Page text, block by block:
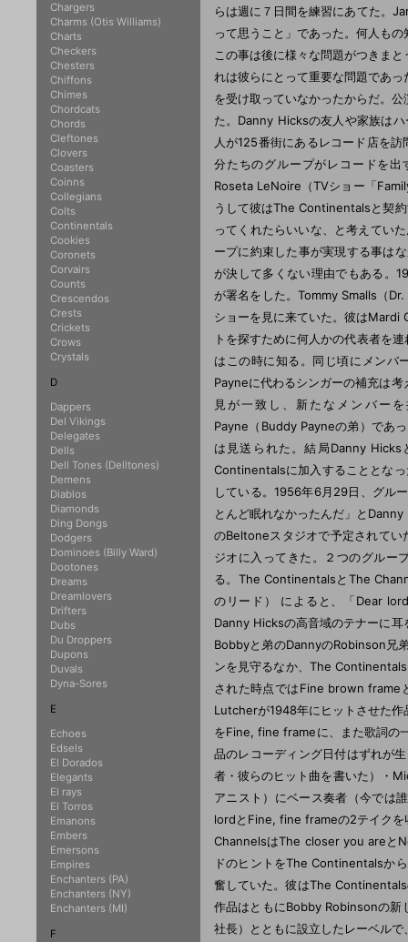
らは週に７日間を練習にあてた。
って思うこと」であった。何人も
この事は後に様々な問題がつきま
れは彼らにとって重要な問題であ
を受け取っていなかったからだ。
た。Danny Hicksの友人や家族は
人が125番街にあるレコード店を
分たちのグループがレコードを
Roseta LeNoire（TVショー「
うして彼はThe Continentalsと契
ってくれたらいいな、と考えてい
ープに約束した事が実現する事は
が決して多くない理由でもある。
が署名をした。Tommy Smalls（
ショーを見に来ていた。彼は
トを探すために何人かの代表者を
はこの時に知る。同じ頃にメンバ
Payneに代わるシンガーの補充は
見が一致し、新たなメンバー
Payne（Buddy Payneの弟）であ
は見送られた。結局Danny
Continentalsに加入することとな
している。1956年6月29日、グル
とんど眠れなかったんだ」と
のBeltoneスタジオで予定されて
ジオに入ってきた。２つのグルー
る。The ContinentalsとThe
のリード） によると、「Dear
Danny Hicksの高音域のテナーに
Bobbyと弟のDannyのRobinson兄
ンを見守るなか、The
された時点ではFine brown frame
Lutcherが1948年にヒットさせた作
をFine, fine frameに、また歌詞の
品のレコーディング日付はずれが
者・彼らのヒット曲を書いた）・
アニスト）にベース奏者（今では
lordとFine, fine frameの2テイクを
ChannelsはThe closer you areと
ドのヒントをThe Continentalsか
奮していた。彼はThe
作品はともにBobby Robinsonの
社長）とともに設立したレーベル
Chargers
Charms (Otis Williams)
Charts
Checkers
Chesters
Chiffons
Chimes
Chordcats
Chords
Cleftones
Clovers
Coasters
Coinns
Collegians
Colts
Continentals
Cookies
Coronets
Corvairs
Counts
Crescendos
Crests
Crickets
Crows
Crystals
D
Dappers
Del Vikings
Delegates
Dells
Dell Tones (Delltones)
Demens
Diablos
Diamonds
Ding Dongs
Dodgers
Dominoes (Billy Ward)
Dootones
Dreams
Dreamlovers
Drifters
Dubs
Du Droppers
Dupons
Duvals
Dyna-Sores
E
Echoes
Edsels
El Dorados
Elegants
El rays
El Torros
Emanons
Embers
Emersons
Empires
Enchanters (PA)
Enchanters (NY)
Enchanters (MI)
F